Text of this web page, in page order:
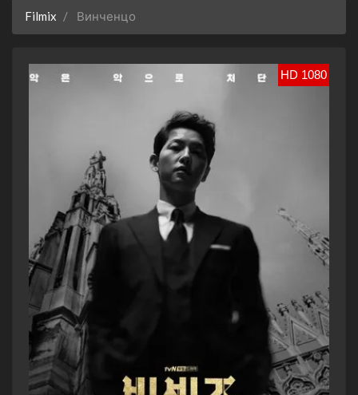
Filmix Винченцо
HD 1080